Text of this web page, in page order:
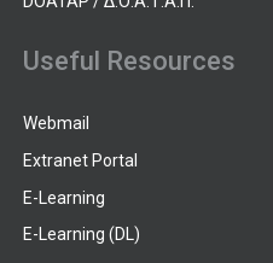
Useful Resources
Webmail
Extranet Portal
E-Learning
E-Learning (DL)